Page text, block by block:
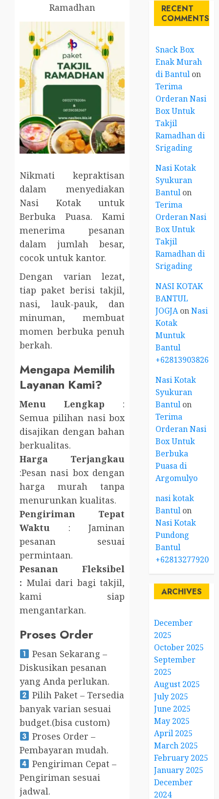
Ramadhan
Nikmati kepraktisan
dalam menyediakan
Nasi Kotak untuk
Berbuka Puasa. Kami
menerima pesanan
dalam jumlah besar,
cocok untuk kantor.
Dengan varian lezat,
tiap paket berisi takjil,
nasi, lauk-pauk, dan
minuman, membuat
momen berbuka penuh
berkah.
Mengapa Memilih
Layanan Kami?
Menu Lengkap :
Semua pilihan nasi box
disajikan dengan bahan
berkualitas.
Harga Terjangkau
:Pesan nasi box dengan
harga murah tanpa
menurunkan kualitas.
Pengiriman Tepat
Waktu : Jaminan
pesanan sesuai
permintaan.
Pesanan Fleksibel
: Mulai dari bagi takjil,
kami siap
mengantarkan.
Proses Order
Pesan Sekarang –
Diskusikan pesanan
yang Anda perlukan.
Pilih Paket – Tersedia
banyak varian sesuai
budget.(bisa custom)
Proses Order –
Pembayaran mudah.
Pengiriman Cepat –
Pengiriman sesuai
jadwal.
RECENT
COMMENTS
Snack Box
Enak Murah
di Bantul on
Terima
Orderan Nasi
Box Untuk
Takjil
Ramadhan di
Srigading
Nasi Kotak
Syukuran
Bantul on
Terima
Orderan Nasi
Box Untuk
Takjil
Ramadhan di
Srigading
NASI KOTAK
BANTUL
JOGJAonNasi
Kotak
Muntuk
Bantul
+6281390382667
Nasi Kotak
Syukuran
Bantul on
Terima
Orderan Nasi
Box Untuk
Berbuka
Puasa di
Argomulyo
nasi kotak
Bantul on
Nasi Kotak
Pundong
Bantul
+6281327792084
ARCHIVES
December
2025
October 2025
September
2025
August 2025
July 2025
June 2025
May 2025
April 2025
March 2025
February 2025
January 2025
December
2024